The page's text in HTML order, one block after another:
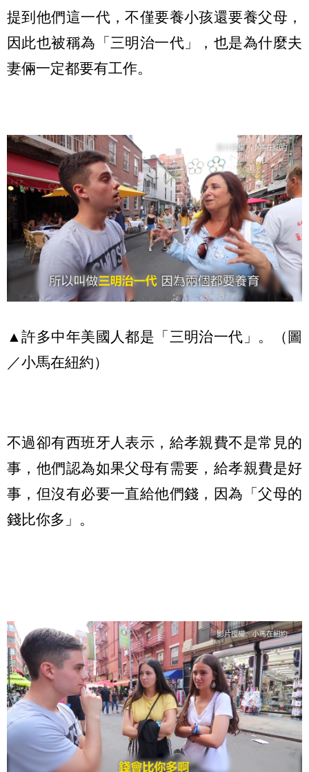
提到他們這一代，不僅要養小孩還要養父母，
因此也被稱為「三明治一代」，也是為什麼夫
妻倆一定都要有工作。
▲許多中年美國人都是「三明治一代」。（圖
／小馬在紐約）
不過卻有西班牙人表示，給孝親費不是常見的
事，他們認為如果父母有需要，給孝親費是好
事，但沒有必要一直給他們錢，因為「父母的
錢比你多」。